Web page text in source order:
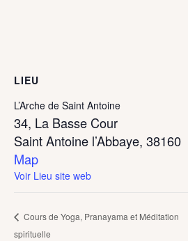
LIEU
L’Arche de Saint Antoine
34, La Basse Cour
Saint Antoine l’Abbaye, 38160
Map
Voir Lieu site web
Cours de Yoga, Pranayama et Méditation
spirituelle